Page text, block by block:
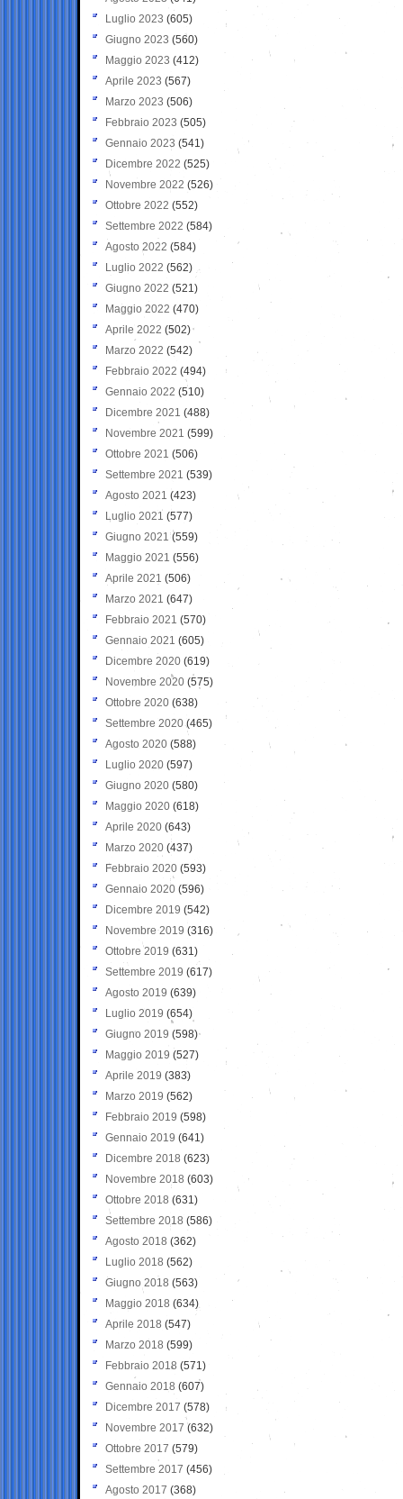
Luglio 2023 (605)
Giugno 2023 (560)
Maggio 2023 (412)
Aprile 2023 (567)
Marzo 2023 (506)
Febbraio 2023 (505)
Gennaio 2023 (541)
Dicembre 2022 (525)
Novembre 2022 (526)
Ottobre 2022 (552)
Settembre 2022 (584)
Agosto 2022 (584)
Luglio 2022 (562)
Giugno 2022 (521)
Maggio 2022 (470)
Aprile 2022 (502)
Marzo 2022 (542)
Febbraio 2022 (494)
Gennaio 2022 (510)
Dicembre 2021 (488)
Novembre 2021 (599)
Ottobre 2021 (506)
Settembre 2021 (539)
Agosto 2021 (423)
Luglio 2021 (577)
Giugno 2021(559)
Maggio 2021 (556)
Aprile 2021 (506)
Marzo 2021 (647)
Febbraio 2021 (570)
Gennaio 2021 (605)
Dicembre 2020 (619)
Novembre 2020 (575)
Ottobre 2020 (638)
Settembre 2020(465)
Agosto 2020 (588)
Luglio 2020 (597)
Giugno 2020 (580)
Maggio 2020 (618)
Aprile 2020 (643)
Marzo 2020 (437)
Febbraio 2020 (593)
Gennaio 2020 (596)
Dicembre 2019 (542)
Novembre 2019 (316)
Ottobre 2019 (631)
Settembre 2019 (617)
Agosto 2019 (639)
Luglio 2019 (654)
Giugno 2019 (598)
Maggio 2019 (527)
Aprile 2019 (383)
Marzo 2019 (562)
Febbraio 2019 (598)
Gennaio 2019 (641)
Dicembre 2018 (623)
Novembre 2018 (603)
Ottobre 2018 (631)
Settembre 2018 (586)
Agosto 2018 (362)
Luglio 2018 (562)
Giugno 2018 (563)
Maggio 2018 (634)
Aprile 2018 (547)
Marzo 2018 (599)
Febbraio 2018 (571)
Gennaio 2018 (607)
Dicembre 2017 (578)
Novembre 2017 (632)
Ottobre 2017 (579)
Settembre 2017 (456)
Agosto 2017 (368)